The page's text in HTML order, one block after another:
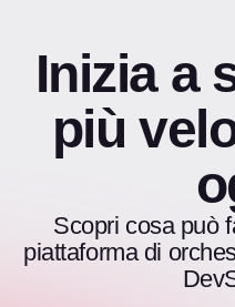
Inizia a
più
Scopri cosa può
piattaforma di